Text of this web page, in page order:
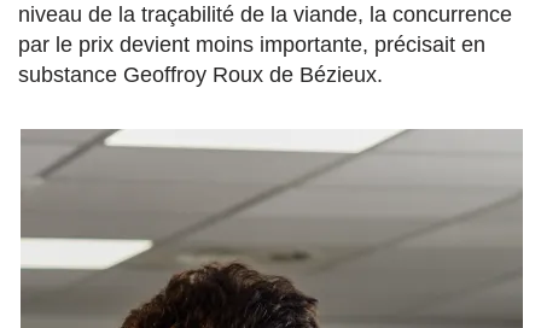
niveau de la traçabilité de la viande, la concurrence
par le prix devient moins importante, précisait en
substance Geoffroy Roux de Bézieux.